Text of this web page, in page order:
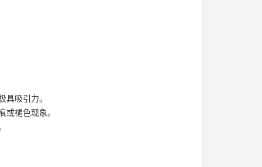
具吸引力。
或褪色现象。